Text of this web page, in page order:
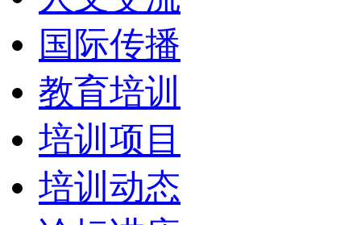
国际传播
教育培训
培训项目
培训动态